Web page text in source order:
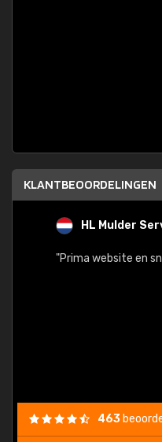
KLANTBEOORDELINGEN
HL Mulder
"Prima website en
463